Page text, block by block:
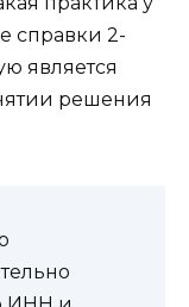
справки 2-
является
решения